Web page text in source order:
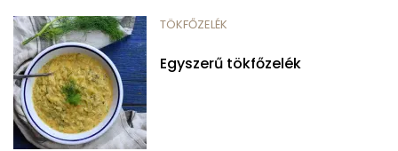
TÖKFŐZELÉK
Egyszerű tökfőzelék